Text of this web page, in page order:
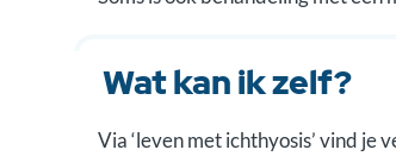
Wat kan ik zelf?
Via ‘leven met ichthyosis’ vind